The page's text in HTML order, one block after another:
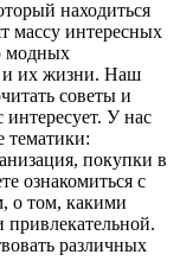
находиться
массу интересных
модных
и их жизни. Наш
советы и
У нас
тематики:
покупки в
ознакомиться с
о том, какими
привлекательной.
различных